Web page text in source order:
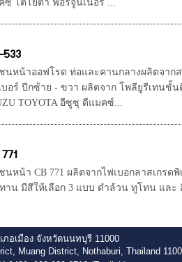
ซ์ โตโยต้า ฟอร์จูนเนอร์ ...
533
นหน้าออฟโรด ท่อและคานกลางผลิตจากส
บอร์ ปีกซ้าย - ขวา ผลิตจาก โพลียูรีเทนชั้
TOYOTA อีซูซุ ดีแมคซ์...
นหน้า CB 771 ผลิตจากไฟเบอกลาสเกรด
าน มีสีให้เลือก 3 แบบ ดำล้วน ทูโทน และ
อเมือง จังหวัดนนทบุรี 11000
Muang District, Nothaburi, Thailand